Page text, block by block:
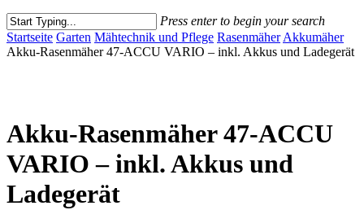
Press enter to begin your search
Close
Search
Startseite Garten Mähtechnik und Pflege Rasenmäher Akkumäher
Akku-Rasenmäher 47-ACCU VARIO – inkl. Akkus und Ladegerät
Akku-Rasenmäher 47-ACCU
VARIO – inkl. Akkus und
Ladegerät